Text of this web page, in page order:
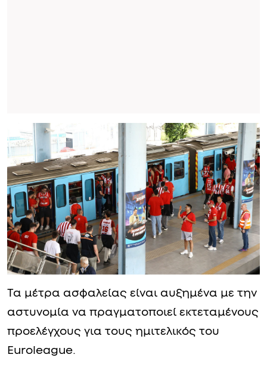
Τα μέτρα ασφαλείας είναι αυξημένα με την
αστυνομία να πραγματοποιεί εκτεταμένους
προελέγχους για τους ημιτελικός του
Euroleague.